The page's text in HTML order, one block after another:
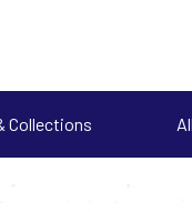
Collections